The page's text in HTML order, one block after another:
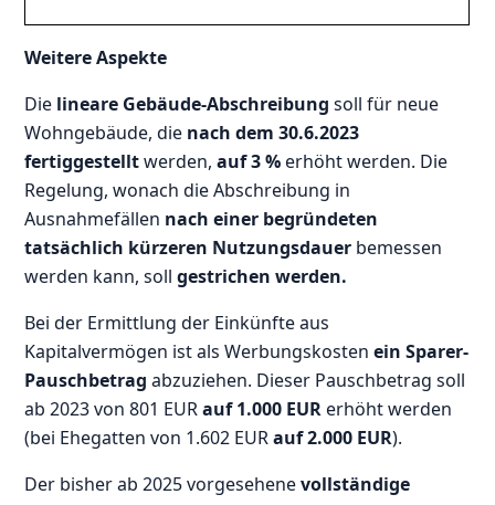
Weitere Aspekte
Die lineare Gebäude-Abschreibung soll für neue
Wohngebäude, die nach dem 30.6.2023
fertiggestelltwerden,auf 3 %erhöht werden. Die
Regelung, wonach die Abschreibung in
Ausnahmefällen nach einer begründeten
tatsächlich kürzeren Nutzungsdauer bemessen
werden kann, sollgestrichen werden.
Bei der Ermittlung der Einkünfte aus
Kapitalvermögen ist als Werbungskostenein Sparer-
Pauschbetragabzuziehen. Dieser Pauschbetrag soll
ab 2023 von 801 EURauf 1.000 EURerhöht werden
(bei Ehegatten von 1.602 EURauf 2.000 EUR).
Der bisher ab 2025 vorgesehenevollständige